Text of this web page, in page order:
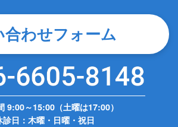
合わせフォーム
9:00～15:00（土曜は17:00）
診日：木曜・日曜・祝日